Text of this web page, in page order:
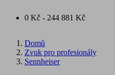
0 Kč - 244 881 Kč
Domů
Zvuk pro profesionály
Sennheiser